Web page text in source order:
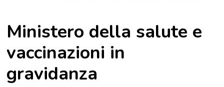
Ministero della salute e
vaccinazioni in
gravidanza